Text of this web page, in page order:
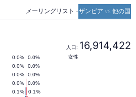
メーリングリスト -ザンビア vs 他の国
人口: 16,914,422
0.1%
0.1%
0.0%
0.0%
0.0%
0.0%
0.0%
0.0%
0.0%
0.0% 女性